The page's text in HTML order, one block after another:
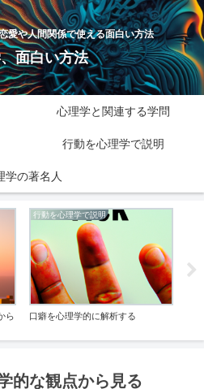
愛や人間関係で使える面白い方法
面白い方法
心理学と関連する学問
行動を心理学で説明
学の著名人
ら
行動を心理学で説明
口癖を心理学的に解析する
的な観点から見る